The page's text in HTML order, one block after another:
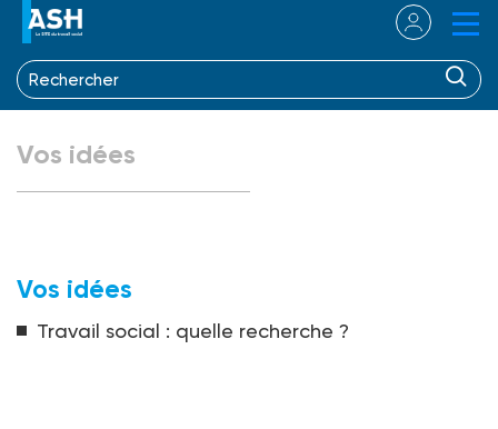
Vos idées
Vos idées
Travail social : quelle recherche ?